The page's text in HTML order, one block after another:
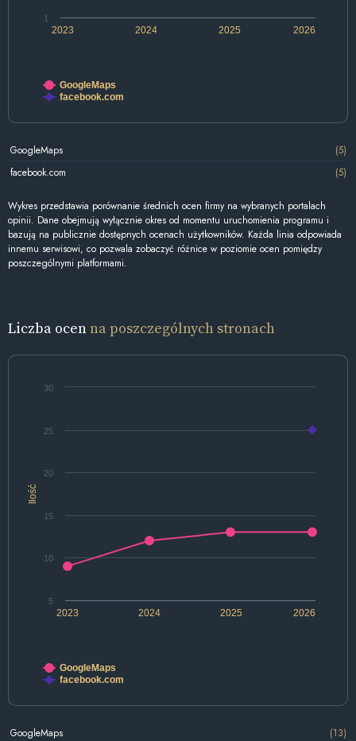
2024 2026
2023 2025
1
GoogleMaps
facebook.com
GoogleMaps
(5)
facebook.com
(5)
Wykres przedstawia porównanie średnich ocen firmy na wybranych portalach
opinii. Dane obejmują wyłącznie okres od momentu uruchomienia programu i
bazują na publicznie dostępnych ocenach użytkowników. Każda linia odpowiada
innemu serwisowi, co pozwala zobaczyć różnice w poziomie ocen pomiędzy
poszczególnymi platformami.
Liczba ocenna poszczególnych stronach
Ilość
2024 2026
2023 2025
5
10
15
20
25
30
GoogleMaps
facebook.com
GoogleMaps
(13)